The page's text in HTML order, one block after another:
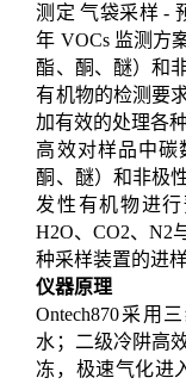
测定 气袋采样 -
年 VOCs 监测方
酯、酮、醚）和
有机物的检测要
加有效的处理各
高效对样品中碳
酮、醚）和非极
发性有机物进
H2O、CO2、N2
种采样装置的进
仪器原理
Ontech870采用
水；二级冷阱高
冻，极速气化进